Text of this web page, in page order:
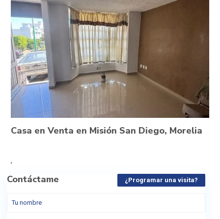
Casa en Venta en Misión San Diego, Morelia
,
Contáctame ¿Programar una visita?